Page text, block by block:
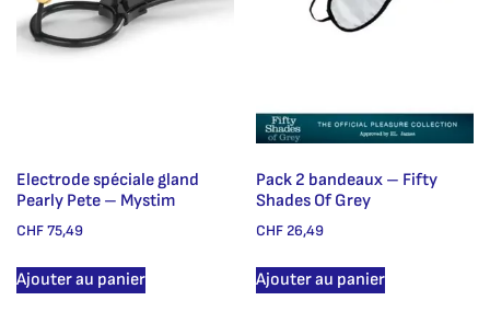
Electrode spéciale gland
Pearly Pete – Mystim
CHF75,49
Ajouter au panier
Pack 2 bandeaux – Fifty
Shades Of Grey
CHF 26,49
Ajouter au panier